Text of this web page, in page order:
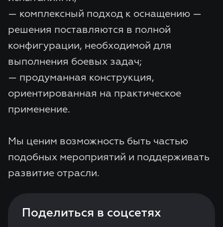
— комплексный подход к оснащению —
решения поставляются в полной
конфигурации, необходимой для
выполнения боевых задач;
— продуманная конструкция,
ориентированная на практическое
применение.
Мы ценим возможность быть частью
подобных мероприятий и поддерживать
развитие отрасли.
Поделиться в соцсетях